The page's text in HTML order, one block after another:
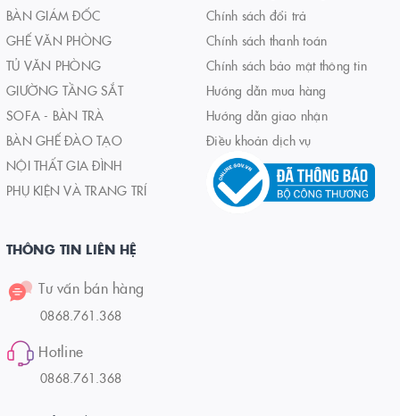
BÀN GIÁM ĐỐC
GHẾ VĂN PHÒNG
TỦ VĂN PHÒNG
GIƯỜNG TẦNG SẮT
SOFA - BÀN TRÀ
BÀN GHẾ ĐÀO TẠO
NỘI THẤT GIA ĐÌNH
PHỤ KIỆN VÀ TRANG TRÍ
Chính sách đổi trả
Chính sách thanh toán
Chính sách bảo mật thông tin
Hướng dẫn mua hàng
Hướng dẫn giao nhận
Điều khoản dịch vụ
THÔNG TIN LIÊN HỆ
Tư vấn bán hàng
0868.761.368
Hotline
0868.761.368